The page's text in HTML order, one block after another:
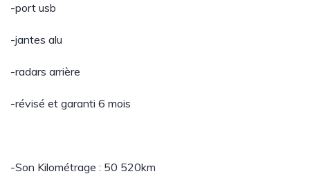
-port usb
-jantes alu
-radars arrière
-révisé et garanti 6 mois
-Son Kilométrage : 50 520km